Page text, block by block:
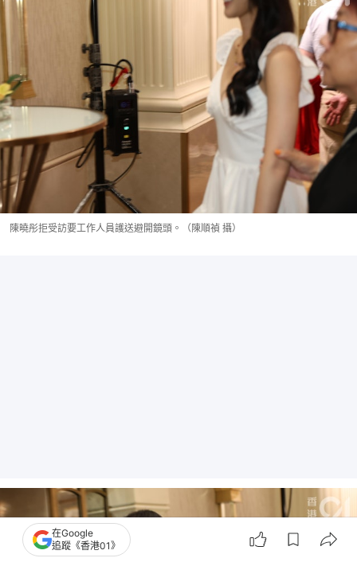
陳曉彤拒受訪要工作人員護送避開鏡頭。（陳順禎 攝）
在Google
追蹤《香港01》